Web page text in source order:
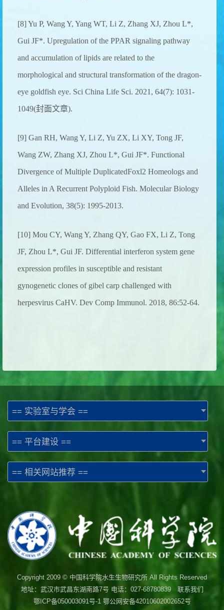
[8] Yu P, Wang Y, Yang WT, Li Z, Zhang XJ, Zhou L*,
Gui JF*. Upregulation of the PPAR signaling pathway
and accumulation of lipids are related to the
morphological and structural transformation of the dragon-
eye goldfish eye. Sci China Life Sci. 2021, 64(7): 1031-
1049(封面文章).
[9] Gan RH, Wang Y, Li Z, Yu ZX, Li XY, Tong JF,
Wang ZW, Zhang XJ, Zhou L*, Gui JF*. Functional
Divergence of Multiple DuplicatedFoxl2 Homeologs and
Alleles in A Recurrent Polyploid Fish. Molecular Biology
and Evolution, 38(5): 1995-2013.
[10] Mou CY, Wang Y, Zhang QY, Gao FX, Li Z, Tong
JF, Zhou L*, Gui JF. Differential interferon system gene
expression profiles in susceptible and resistant
gynogenetic clones of gibel carp challenged with
herpesvirus CaHV. Dev Comp Immunol. 2018, 86:52-64.
== 实验室与学会 ==
== 平台建设 ==
== 相关网站推荐 ==
Copyright 2009 © 中国科学院水生生物研究所 All Rights Reserved
地址：武汉市武昌东湖南路7号 电话：027-68780839 联系我们
鄂ICP备050003091号-1鄂公网安备42010602002652号